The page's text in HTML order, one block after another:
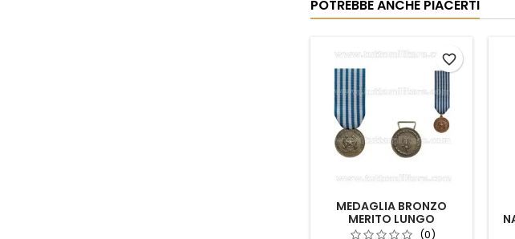
POTREBBE ANCHE PIACERTI
MEDAGLIA BRONZO
MERITO LUNGO
COMANDO GDF
(0)
favorite_border